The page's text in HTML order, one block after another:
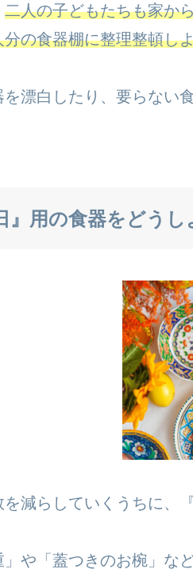
二人の子どもたちも家か
の食器棚に整理整頓し
漂白したり、要らない
』用の食器をどう
減らしていくうちに、
」や「蓋つきのお椀」な